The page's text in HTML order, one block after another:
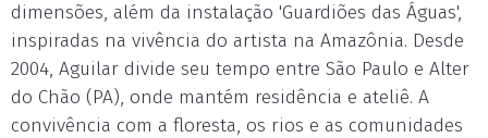
dimensões, além da instalação 'Guardiões das Águas',
inspiradas na vivência do artista na Amazônia. Desde
2004, Aguilar divide seu tempo entre São Paulo e Alter
do Chão (PA), onde mantém residência e ateliê. A
convivência com a floresta, os rios e as comunidades